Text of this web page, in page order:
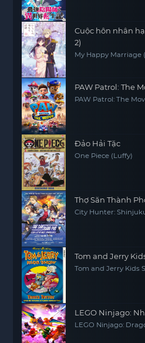
Cuộc hôn nhân
2)
My Happy Marriage
PAW Patrol: The
PAW Patrol: The
Đảo Hải Tặc
One Piece (Luffy)
Thợ Săn Thành
City Hunter:
Tom and Jerry
Tom and Jerry Kids
LEGO Ninjago:
LEGO Ninjago: